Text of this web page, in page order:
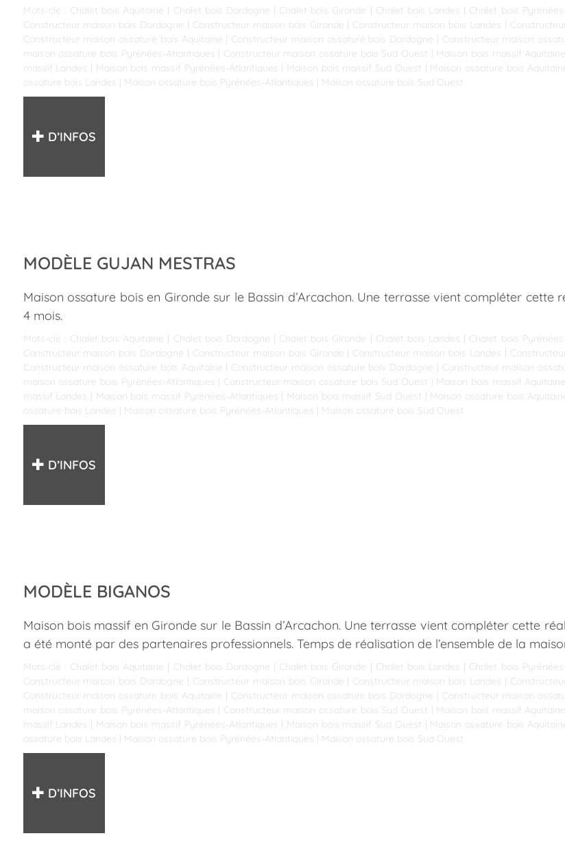
Mots-clé : Chalet bois Aquitaine | Chalet bois Dordogne | Chalet bois Gironde | Chalet bois Landes | Chalet bois
Constructeur maison bois Dordogne | Constructeur maison bois Gironde | Constructeur maison bois Landes |
Constructeur maison ossature bois Aquitaine | Constructeur maison ossature bois Dordogne | Constructeur maison
maison ossature bois Pyrénées-Atlantiques | Constructeur maison ossature bois Sud Ouest | Maison bois massif Aquitaine
massif Landes | Maison bois massif Pyrénées-Atlantiques | Maison bois massif Sud Ouest | Maison ossature bois
ossature bois Landes | Maison ossature bois Pyrénées-Atlantiques | Maison ossature bois Sud Ouest
D’INFOS
MODÈLE GUJAN MESTRAS
Maison ossature bois en Gironde sur le Bassin d’Arcachon. Une terrasse vient compléter cette
4 mois.
Mots-clé : Chalet bois Aquitaine | Chalet bois Dordogne | Chalet bois Gironde | Chalet bois Landes | Chalet bois
Constructeur maison bois Dordogne | Constructeur maison bois Gironde | Constructeur maison bois Landes |
Constructeur maison ossature bois Aquitaine | Constructeur maison ossature bois Dordogne | Constructeur maison
maison ossature bois Pyrénées-Atlantiques | Constructeur maison ossature bois Sud Ouest | Maison bois massif Aquitaine
massif Landes | Maison bois massif Pyrénées-Atlantiques | Maison bois massif Sud Ouest | Maison ossature bois
ossature bois Landes | Maison ossature bois Pyrénées-Atlantiques | Maison ossature bois Sud Ouest
D’INFOS
MODÈLE BIGANOS
Maison bois massif en Gironde sur le Bassin d’Arcachon. Une terrasse vient compléter cette
a été monté par des partenaires professionnels. Temps de réalisation de l’ensemble de la
Mots-clé : Chalet bois Aquitaine | Chalet bois Dordogne | Chalet bois Gironde | Chalet bois Landes | Chalet bois
Constructeur maison bois Dordogne | Constructeur maison bois Gironde | Constructeur maison bois Landes |
Constructeur maison ossature bois Aquitaine | Constructeur maison ossature bois Dordogne | Constructeur maison
maison ossature bois Pyrénées-Atlantiques | Constructeur maison ossature bois Sud Ouest | Maison bois massif Aquitaine
massif Landes | Maison bois massif Pyrénées-Atlantiques | Maison bois massif Sud Ouest | Maison ossature bois
ossature bois Landes | Maison ossature bois Pyrénées-Atlantiques | Maison ossature bois Sud Ouest
D’INFOS